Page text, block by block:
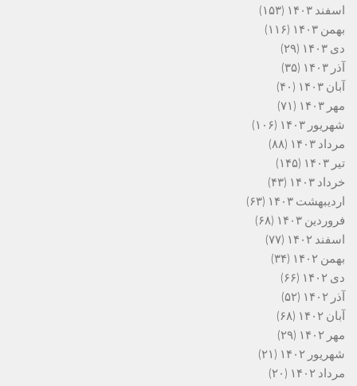
اسفند ۱۴۰۳
(۱۵۳)
بهمن ۱۴۰۳
(۱۱۶)
دی ۱۴۰۳
(۲۹)
آذر ۱۴۰۳
(۳۵)
آبان ۱۴۰۳
(۴۰)
مهر ۱۴۰۳
(۷۱)
شهریور ۱۴۰۳
(۱۰۶)
مرداد ۱۴۰۳
(۸۸)
تیر ۱۴۰۳
(۱۴۵)
خرداد ۱۴۰۳
(۴۳)
اردیبهشت ۱۴۰۳
(۶۳)
فروردین ۱۴۰۳
(۶۸)
اسفند ۱۴۰۲
(۷۷)
بهمن ۱۴۰۲
(۳۴)
دی ۱۴۰۲
(۶۶)
آذر ۱۴۰۲
(۵۲)
آبان ۱۴۰۲
(۶۸)
مهر ۱۴۰۲
(۲۹)
شهریور ۱۴۰۲
(۲۱)
مرداد ۱۴۰۲
(۲۰)